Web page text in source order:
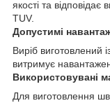
якості та
TUV.
Допустимі
Виріб виготовлений
витримує
Використовувані
Для виготовлення